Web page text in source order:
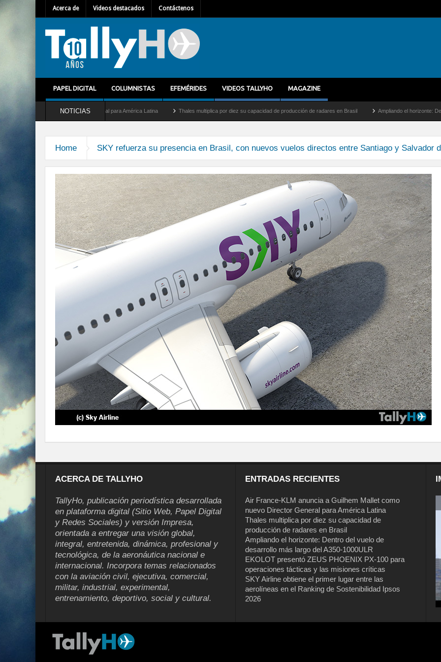
Acerca de Videos destacados Contáctenos
PAPEL DIGITAL COLUMNISTAS EFEMÉRIDES VIDEOS TALLYHO MAGAZINE
NOTICIAS
Mallet como nuevo Director General para América Latina Thales multiplica por diez su capacidad de producción de radares en Brasil Ampliando el horizonte: Dentro
Home SKY refuerza su presencia en Brasil, con nuevos vuelos directos entre Santiago y Salvador
a-brasil-2024
ACERCA DE TALLYHO
TallyHo, publicación periodística desarrollada
en plataforma digital (Sitio Web, Papel Digital
y Redes Sociales) y versión Impresa,
orientada a entregar una visión global,
integral, entretenida, dinámica, profesional y
tecnológica, de la aeronáutica nacional e
internacional. Incorpora temas relacionados
con la aviación civil, ejecutiva, comercial,
militar, industrial, experimental,
entrenamiento, deportivo, social y cultural.
ENTRADAS RECIENTES
Air France-KLM anuncia a Guilhem Mallet como
nuevo Director General para América Latina
Thales multiplica por diez su capacidad de
producción de radares en Brasil
Ampliando el horizonte: Dentro del vuelo de
desarrollo más largo del A350-1000ULR
EKOLOT presentó ZEUS PHOENIX PX-100 para
operaciones tácticas y las misiones críticas
SKY Airline obtiene el primer lugar entre las
aerolíneas en el Ranking de Sostenibilidad Ipsos
2026
Air France-KLM anuncia a Guilhem
Mallet como nuevo Director General
para América Latina